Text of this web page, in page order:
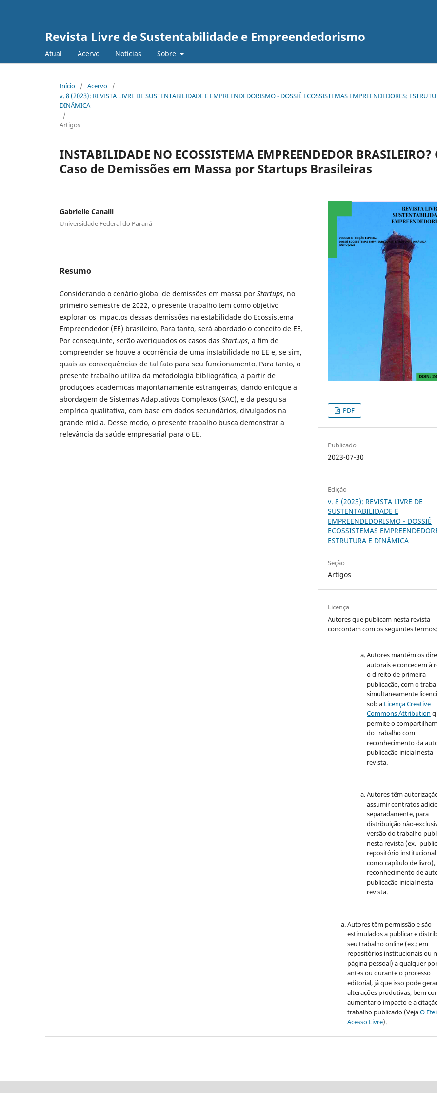
Revista Livre de Sustentabilidade e Empreendedorismo
Atual Acervo Notícias Sobre
Início / Acervo
/
v. 8 (2023): REVISTA LIVRE DE SUSTENTABILIDADE E EMPREENDEDORISMO - DOSSIÊ ECOSSISTEMAS EMPREENDEDORES:
DINÂMICA
/
Artigos
INSTABILIDADE NO ECOSSISTEMA EMPREENDEDOR BRASILEIRO?
Caso de Demissões em Massa por Startups Brasileiras
Gabrielle Canalli
Universidade Federal do Paraná
Resumo
Considerando o cenário global de demissões em massa por Startups, no
primeiro semestre de 2022, o presente trabalho tem como objetivo
explorar os impactos dessas demissões na estabilidade do Ecossistema
Empreendedor (EE) brasileiro. Para tanto, será abordado o conceito de EE.
Por conseguinte, serão averiguados os casos das Startups, a fim de
compreender se houve a ocorrência de uma instabilidade no EE e, se sim,
quais as consequências de tal fato para seu funcionamento. Para tanto, o
presente trabalho utiliza da metodologia bibliográfica, a partir de
produções acadêmicas majoritariamente estrangeiras, dando enfoque a
abordagem de Sistemas Adaptativos Complexos (SAC), e da pesquisa
empírica qualitativa, com base em dados secundários, divulgados na
grande mídia. Desse modo, o presente trabalho busca demonstrar a
relevância da saúde empresarial para o EE.
PDF
Publicado
2023-07-30
Edição
v. 8 (2023): REVISTA LIVRE DE
SUSTENTABILIDADE E
EMPREENDEDORISMO - DOSSIÊ
ECOSSISTEMAS
ESTRUTURA E DINÂMICA
Seção
Artigos
Licença
Autores que publicam nesta revista
concordam com os seguintes termos:
Autores mantém os
autorais e concedem à
o direito de primeira
publicação, com o
simultaneamente
sob a Licença Creative
Commons Attribution
permite o
do trabalho com
reconhecimento da
publicação inicial nesta
revista.
Autores têm
assumir contratos
separadamente, para
distribuição não-
versão do trabalho
nesta revista (ex.:
repositório institucional
como capítulo de livro),
reconhecimento de
publicação inicial nesta
revista.
Autores têm permissão e são
estimulados a publicar e
seu trabalho online (ex.: em
repositórios institucionais ou
página pessoal) a qualquer
antes ou durante o processo
editorial, já que isso pode
alterações produtivas, bem
aumentar o impacto e a
trabalho publicado (VejaO
Acesso Livre).